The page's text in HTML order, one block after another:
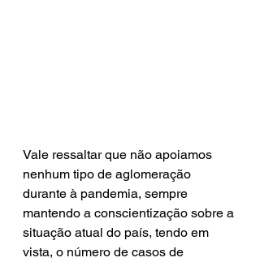
Vale ressaltar que não apoiamos
nenhum tipo de aglomeração
durante à pandemia, sempre
mantendo a conscientização sobre a
situação atual do país, tendo em
vista, o número de casos de